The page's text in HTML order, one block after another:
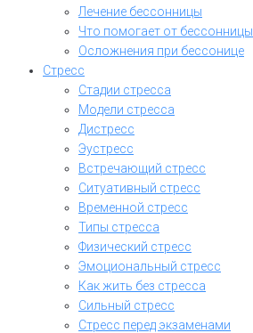
Лечение бессонницы
Что помогает от бессонницы
Осложнения при бессонице
Стресс
Стадии стресса
Модели стресса
Дистресс
Эустресс
Встречающий стресс
Ситуативный стресс
Временной стресс
Типы стресса
Физический стресс
Эмоциональный стресс
Как жить без стресса
Сильный стресс
Стресс перед экзаменами